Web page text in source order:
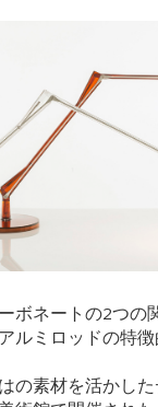
ボネートの2つの
ルミロッドの特
の素材を活かし